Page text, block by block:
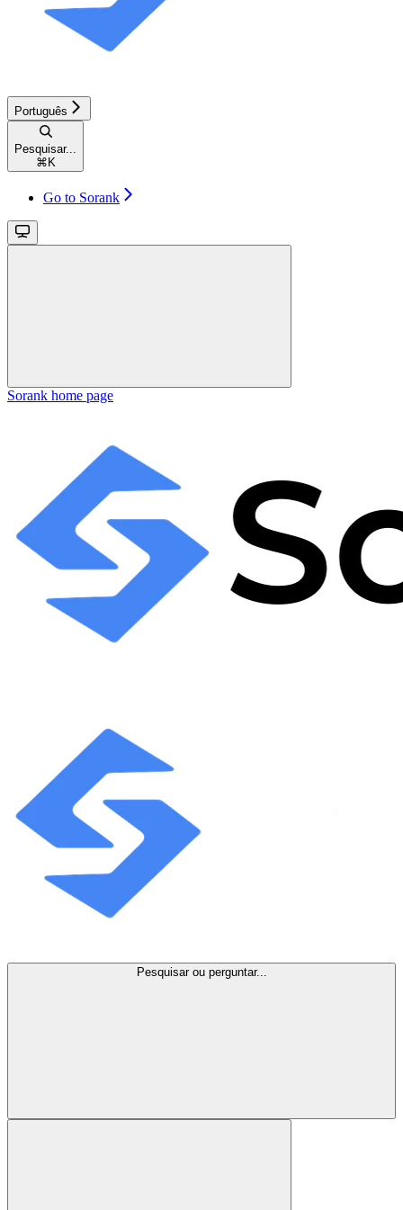
Português
Pesquisar...
⌘ K
Go to Sorank
Sorank home page
Pesquisar ou perguntar...